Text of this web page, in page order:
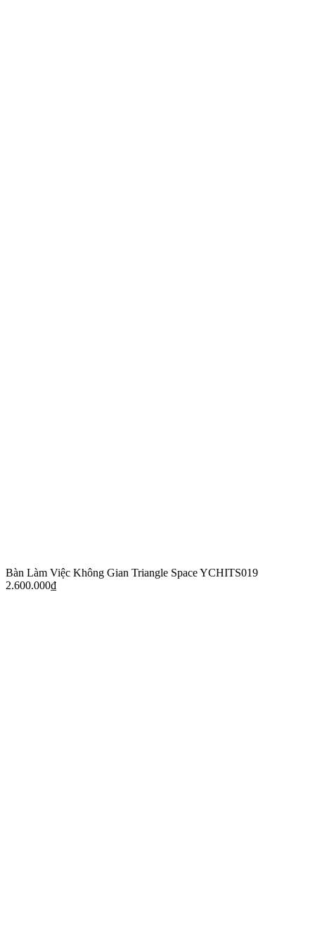
Bàn Làm Việc Không Gian Triangle Space YCHITS019
2.600.000₫